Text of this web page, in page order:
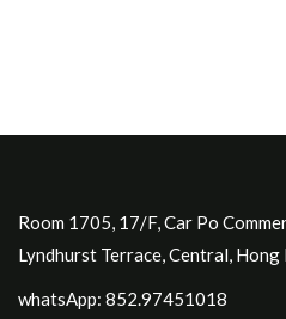
Room 1705, 17/F, Car Po
Lyndhurst Terrace, Central, Hong
whatsApp: 852.97451018